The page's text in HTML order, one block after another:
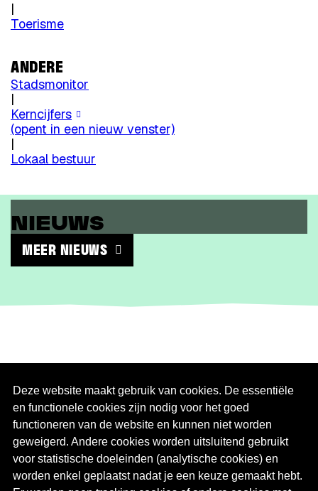
Deze website maakt gebruik van cookies. De essentiële
en functionele cookies zijn nodig voor het goed
functioneren van de website en kunnen niet worden
geweigerd. Andere cookies worden uitsluitend gebruikt
voor statistische doeleinden (analytische cookies) en
worden enkel geplaatst nadat je een keuze gemaakt hebt.
|
Toerisme
ANDERE
Stadsmonitor
|
Kerncijfers
(opent in een nieuw venster)
|
Lokaal bestuur
NIEUWS
GENK IN CIJFERS IN EEN NIEUW
KLEEDJE!
MEER NIEUWS
Databank|
Nieuws|